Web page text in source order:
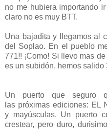
no me hubiera importando
claro no es muy BTT.
Una bajadita y llegamos al
del Soplao. En el pueblo
771!! ¡Como! Si llevo mas
es un subidón, hemos salido
Un puerto que seguro
las próximas ediciones: EL
y mayúsculas. Un puerto
crestear, pero duro,